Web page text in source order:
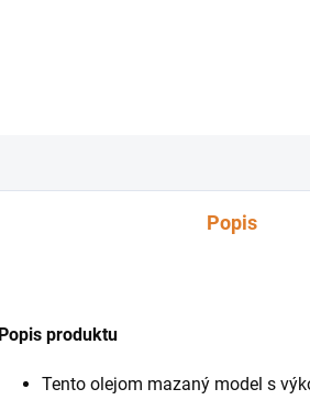
Popis
Popis produktu
Tento olejom mazaný model s